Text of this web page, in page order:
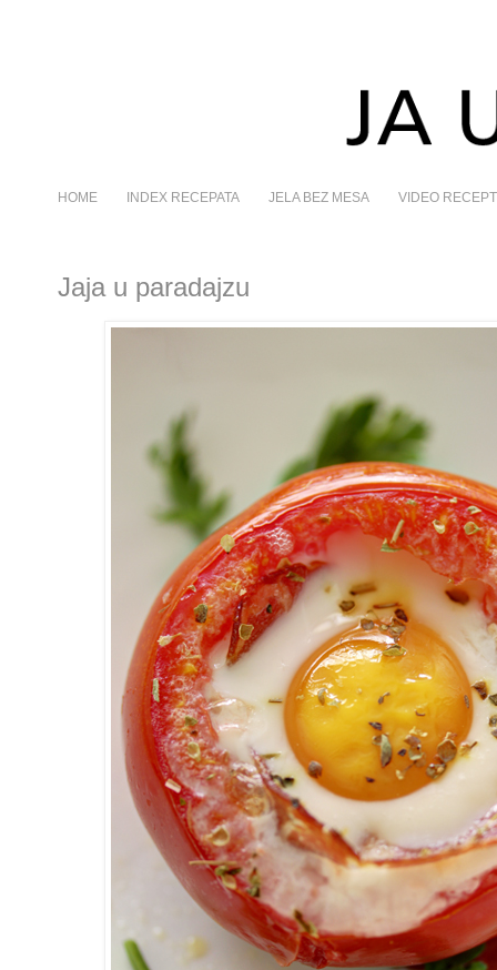
HOME INDEX RECEPATA JELA BEZ MESA VIDEO
Jaja u paradajzu